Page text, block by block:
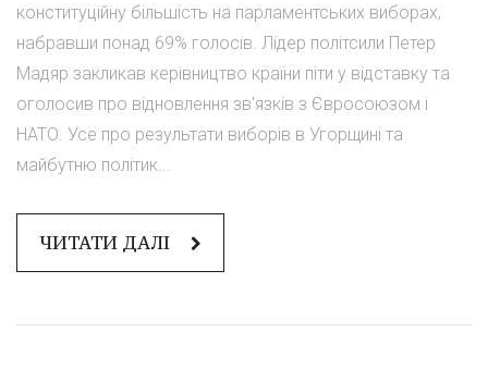
конституційну більшість на парламентських виборах,
набравши понад 69% голосів. Лідер політсили Петер
Мадяр закликав керівництво країни піти у відставку та
оголосив про відновлення зв'язків з Євросоюзом і
НАТО. Усе про результати виборів в Угорщині та
майбутню політик...
ЧИТАТИ ДАЛІ